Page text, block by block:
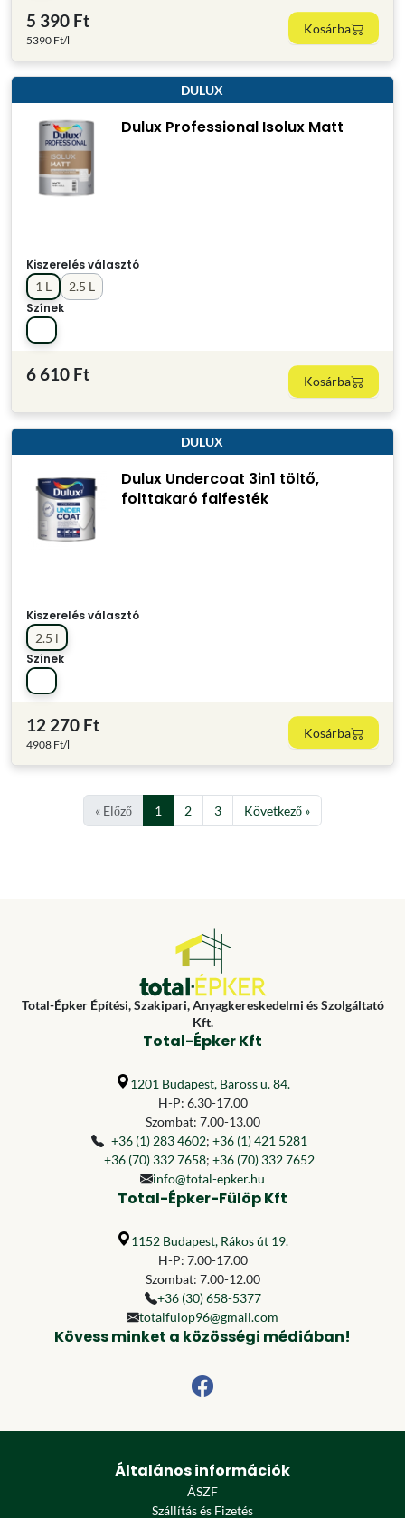
5 390 Ft
5390 Ft/l
Kosárba
DULUX
Dulux Professional Isolux Matt
Kiszerelés választó
1 L
2.5 L
Színek
6 610 Ft Kosárba
DULUX
Dulux Undercoat 3in1 töltő,
folttakaró falfesték
Kiszerelés választó
2.5 l
Színek
12 270 Ft
4908 Ft/l
Kosárba
« Előző 1 2 3 Következő »
Total-Épker Építési, Szakipari, Anyagkereskedelmi és Szolgáltató
Kft.
Total-Épker Kft
1201 Budapest, Baross u. 84.
H-P: 6.30-17.00
Szombat: 7.00-13.00
+36 (1) 283 4602; +36 (1) 421 5281
+36 (70) 332 7658; +36 (70) 332 7652
info@total-epker.hu
Total-Épker-Fülöp Kft
1152 Budapest, Rákos út 19.
H-P: 7.00-17.00
Szombat: 7.00-12.00
+36 (30) 658-5377
totalfulop96@gmail.com
Kövess minket a közösségi médiában!
Általános információk
ÁSZF
Szállítás és Fizetés